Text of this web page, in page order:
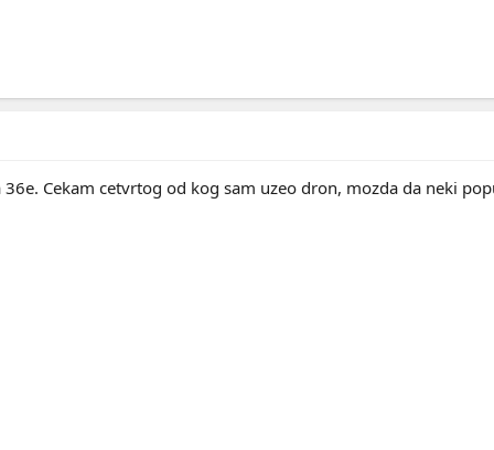
Cekam cetvrtog od kog sam uzeo dron, mozda da neki